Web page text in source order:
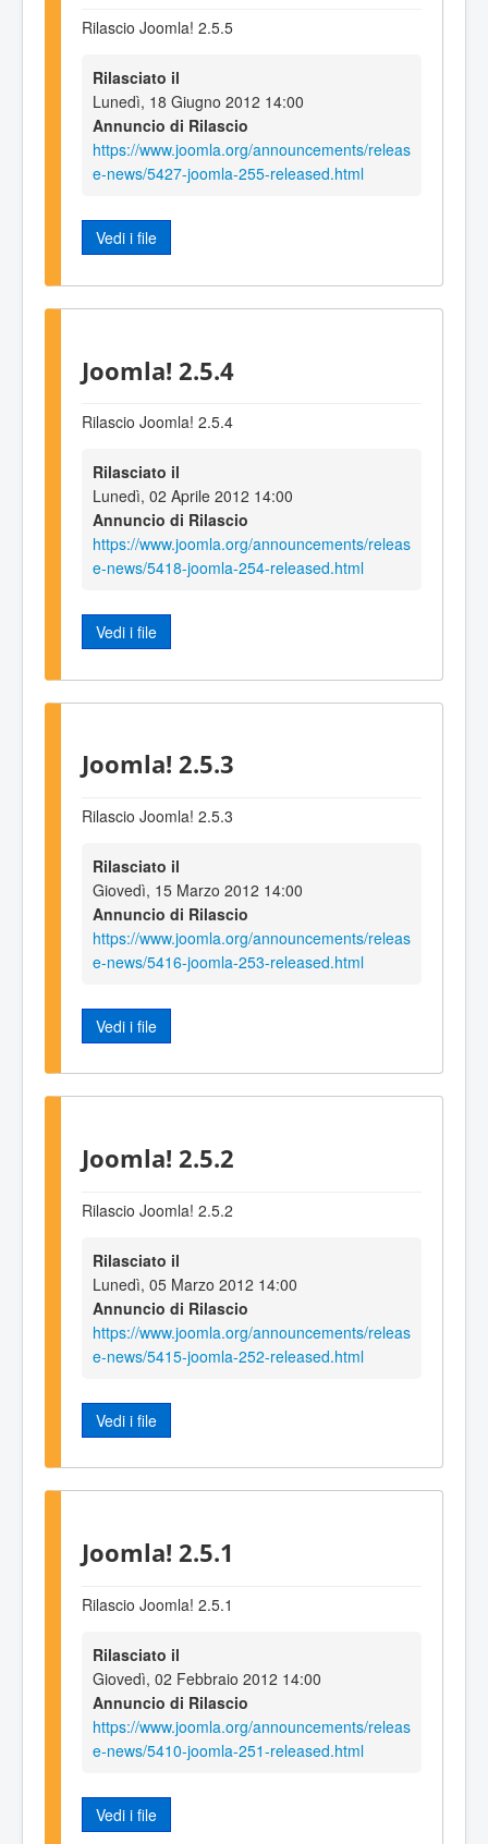
Rilascio Joomla! 2.5.5
Rilasciato il
Lunedì, 18 Giugno 2012 14:00
Annuncio di Rilascio
https://www.joomla.org/announcements/releas
e-news/5427-joomla-255-released.html
Vedi i file
Joomla! 2.5.4
Rilascio Joomla! 2.5.4
Rilasciato il
Lunedì, 02 Aprile 2012 14:00
Annuncio di Rilascio
https://www.joomla.org/announcements/releas
e-news/5418-joomla-254-released.html
Vedi i file
Joomla! 2.5.3
Rilascio Joomla! 2.5.3
Rilasciato il
Giovedì, 15 Marzo 2012 14:00
Annuncio di Rilascio
https://www.joomla.org/announcements/releas
e-news/5416-joomla-253-released.html
Vedi i file
Joomla! 2.5.2
Rilascio Joomla! 2.5.2
Rilasciato il
Lunedì, 05 Marzo 2012 14:00
Annuncio di Rilascio
https://www.joomla.org/announcements/releas
e-news/5415-joomla-252-released.html
Vedi i file
Joomla! 2.5.1
Rilascio Joomla! 2.5.1
Rilasciato il
Giovedì, 02 Febbraio 2012 14:00
Annuncio di Rilascio
https://www.joomla.org/announcements/releas
e-news/5410-joomla-251-released.html
Vedi i file